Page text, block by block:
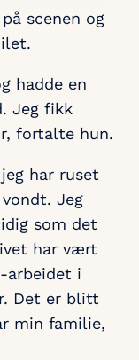
scenen og
hadde en
Jeg fikk
fortalte hun.
har ruset
Jeg
som det
har vært
arbeidet i
Det er blitt
min familie,